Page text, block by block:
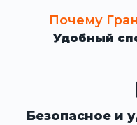
Почему
Удобный
Безопасное и